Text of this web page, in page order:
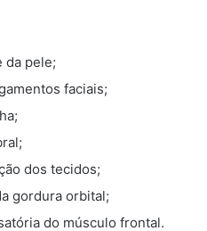
da pele;
faciais;
dos tecidos;
gordura orbital;
do músculo frontal.